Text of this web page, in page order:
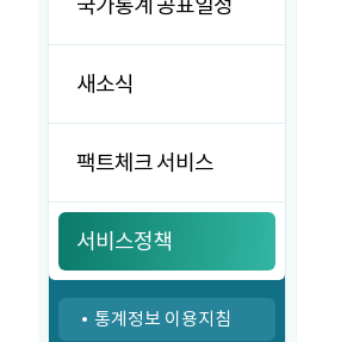
새소식
팩트체크 서비스
서비스정책
통계정보 이용지침